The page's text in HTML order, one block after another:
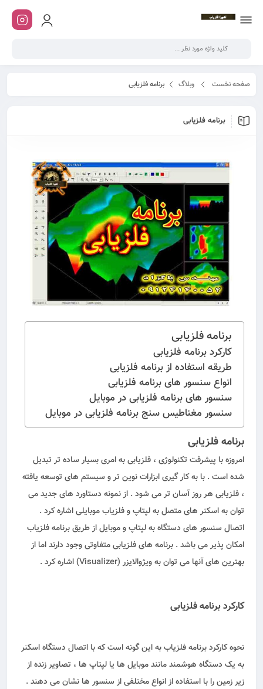
صفحه نخست وبلاگ برنامه فلزیابی
برنامه فلزیابی
برنامه فلزیابی
کارکرد برنامه فلزیابی
طریقه استفاده از برنامه فلزیابی
انواع سنسور های برنامه فلزیابی
سنسور های برنامه فلزیابی در موبایل
سنسور مغناطیس سنج برنامه فلزیابی در موبایل
برنامه فلزیابی
امروزه با پیشرفت تکنولوژی ، فلزیابی به امری بسیار ساده تر تبدیل
شده است . با به کار گیری ابزارات نوین تر و سیستم های توسعه یافته
، فلزیابی هر روز آسان تر می شود . از نمونه دستاورد های جدید می
توان به اسکنر های متصل به لپتاپ و فلزیاب موبایلی اشاره کرد .
اتصال سنسور های دستگاه به لپتاپ و موبایل از طریق برنامه فلزیاب
امکان پذیر می باشد . برنامه های فلزیابی متفاوتی وجود دارند اما از
بهترین های آنها می توان به ویژوالایزر (Visualizer) اشاره کرد .
کارکرد برنامه فلزیابی
نحوه کارکرد برنامه فلزیاب به این گونه است که با اتصال دستگاه اسکنر
به یک دستگاه هوشمند مانند موبایل ها یا لپتاپ ها ، تصاویر زنده از
زیر زمین را با استفاده از انواع مختلفی از سنسور ها نشان می دهند .